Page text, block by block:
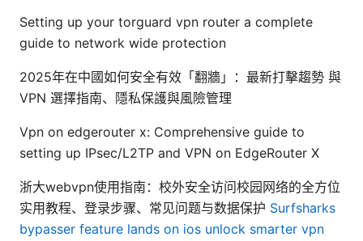
Setting up your torguard vpn router a complete
guide to network wide protection
2025年在中國如何安全有效「翻牆」：最新打擊趨勢 與
VPN 選擇指南、隱私保護與風險管理
Vpn on edgerouter x: Comprehensive guide to
setting up IPsec/L2TP and VPN on EdgeRouter X
浙大webvpn使用指南：校外安全访问校园网络的全方位
实用教程、登录步骤、常见问题与数据保护 Surfsharks
bypasser feature lands on ios unlock smarter vpn